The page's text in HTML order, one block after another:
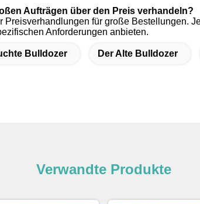
Aufträgen über den Preis verhandeln?
Preisverhandlungen für große Bestellungen.
Anforderungen anbieten.
Bulldozer Der Alte Bulldozer
Verwandte Produkte